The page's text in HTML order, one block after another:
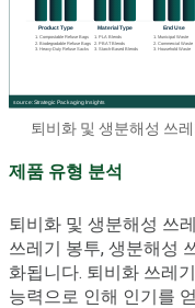
퇴비화 및 생분해성 쓰
제품 유형 분석
퇴비화 및 생분해성 쓰
쓰레기 봉투, 생분해성
화됩니다. 퇴비화 쓰레
능력으로 인해 인기를